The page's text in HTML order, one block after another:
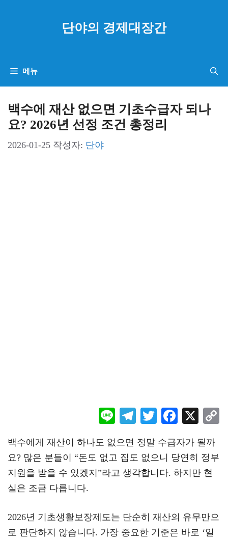
단야의 경제대장간
메뉴
백수에 재산 없으면 기초수급자 되나
요? 2026년 선정 조건 총정리
2026-01-25 작성자: 단야
Li
Te
gr
a
m
T
tt
er
F
eb
oo
k
X
백수에게 재산이 하나도 없으면 정말 수급자가 될까
요? 많은 분들이 “돈도 없고 집도 없으니 당연히 정부
지원을 받을 수 있겠지”라고 생각합니다. 하지만 현
실은 조금 다릅니다.
2026년 기초생활보장제도는 단순히 재산의 유무만으
로 판단하지 않습니다. 가장 중요한 기준은 바로 ‘일